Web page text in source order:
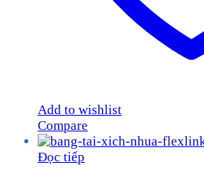
Add to wishlist
Compare
Đọc tiếp